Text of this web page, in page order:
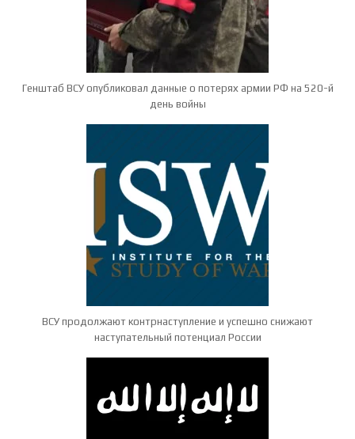
Генштаб ВСУ опубликовал данные о потерях армии РФ на 520-й
день войны
ВСУ продолжают контрнаступление и успешно снижают
наступательный потенциал России